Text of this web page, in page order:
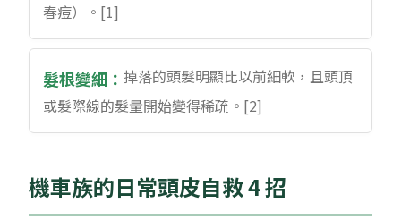
春痘）。[1]
髮根變細： 掉落的頭髮明顯比以前細軟，且頭頂
或髮際線的髮量開始變得稀疏。[2]
機車族的日常頭皮自救 4 招